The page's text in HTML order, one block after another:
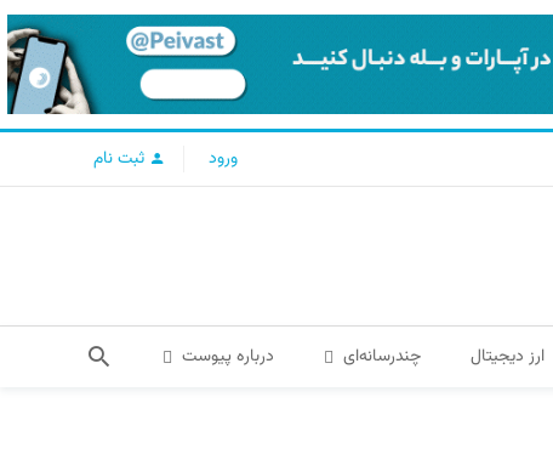
ورود ثبت نام
ارز دیجیتال چندرسانه‌ای درباره پیوست